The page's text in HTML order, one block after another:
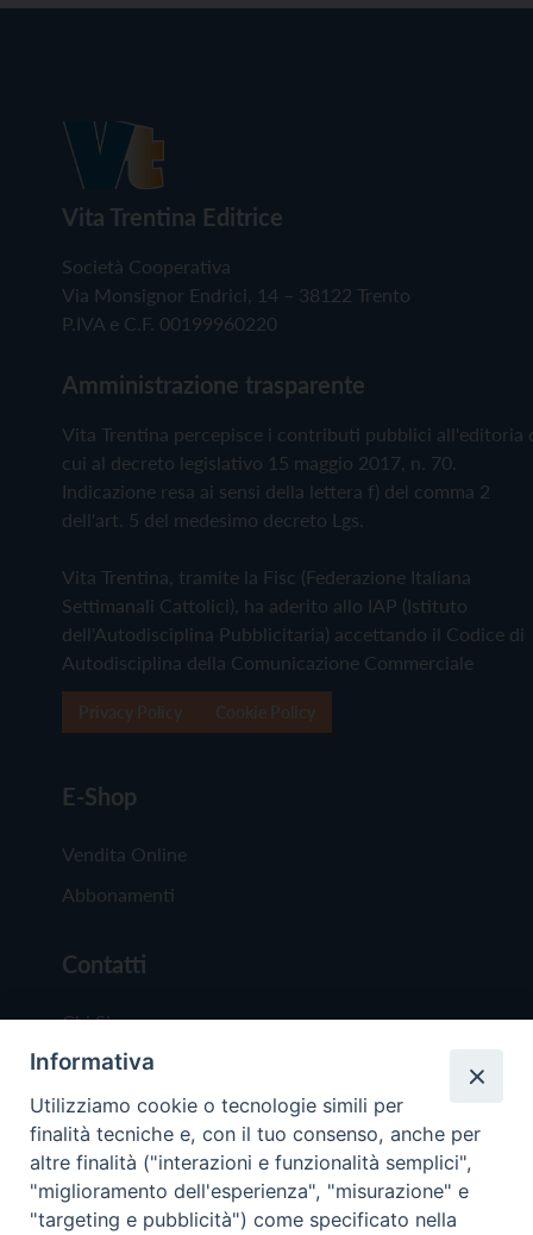
Vita Trentina Editrice
Società Cooperativa
Via Monsignor Endrici, 14 – 38122 Trento
P.IVA e C.F. 00199960220
Amministrazione trasparente
Vita Trentina percepisce i contributi pubblici all'editoria
cui al decreto legislativo 15 maggio 2017, n. 70.
Indicazione resa ai sensi della lettera f) del comma 2
dell'art. 5 del medesimo decreto Lgs.
Vita Trentina, tramite la Fisc (Federazione Italiana
Settimanali Cattolici), ha aderito allo IAP (Istituto
dell'Autodisciplina Pubblicitaria) accettando il Codice di
Autodisciplina della Comunicazione Commerciale
E-Shop
Vendita Online
Abbonamenti
Contatti
Chi Siamo
Redazione
Scrivici
Informativa
Utilizziamo cookie o tecnologie simili per
finalità tecniche e, con il tuo consenso, anche per
altre finalità ("interazioni e funzionalità semplici",
"miglioramento dell'esperienza", "misurazione" e
"targeting e pubblicità") come specificato nella